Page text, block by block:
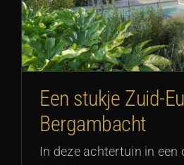
Een stukje Zuid-
Bergambacht
In deze achtertuin in een